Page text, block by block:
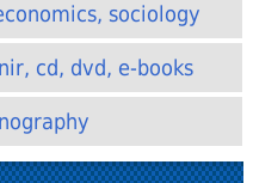
sociology
cd, dvd, e-books